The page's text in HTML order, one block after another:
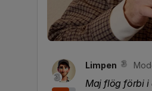
Limpen
Maj flög förbi i